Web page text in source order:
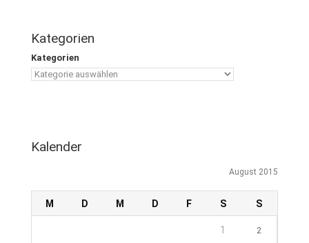
Kategorien
Kategorien
Kalender
August 2015
M D M D F S S
1 2